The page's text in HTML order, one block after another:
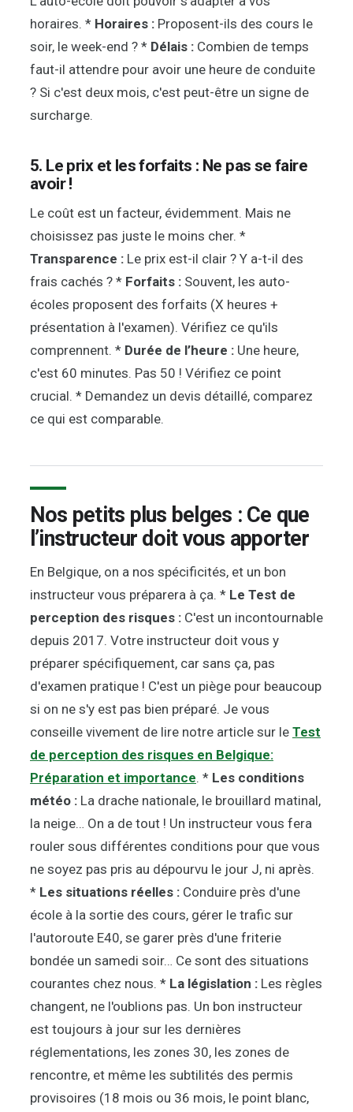
horaires. * Horaires : Proposent-ils des cours le
soir, le week-end ? * Délais : Combien de temps
faut-il attendre pour avoir une heure de conduite
? Si c'est deux mois, c'est peut-être un signe de
surcharge.
5. Le prix et les forfaits : Ne pas se faire
avoir !
Le coût est un facteur, évidemment. Mais ne
choisissez pas juste le moins cher. *
Transparence : Le prix est-il clair ? Y a-t-il des
frais cachés ? * Forfaits : Souvent, les auto-
écoles proposent des forfaits (X heures +
présentation à l'examen). Vérifiez ce qu'ils
comprennent. * Durée de l’heure : Une heure,
c'est 60 minutes. Pas 50 ! Vérifiez ce point
crucial. * Demandez un devis détaillé, comparez
ce qui est comparable.
Nos petits plus belges : Ce que
l’instructeur doit vous apporter
En Belgique, on a nos spécificités, et un bon
instructeur vous préparera à ça. * Le Test de
perception des risques : C'est un incontournable
depuis 2017. Votre instructeur doit vous y
préparer spécifiquement, car sans ça, pas
d'examen pratique ! C'est un piège pour beaucoup
si on ne s'y est pas bien préparé. Je vous
conseille vivement de lire notre article sur le Test
de perception des risques en Belgique:
Préparation et importance. * Les conditions
météo : La drache nationale, le brouillard matinal,
la neige… On a de tout ! Un instructeur vous fera
rouler sous différentes conditions pour que vous
ne soyez pas pris au dépourvu le jour J, ni après.
* Les situations réelles : Conduire près d'une
école à la sortie des cours, gérer le trafic sur
l'autoroute E40, se garer près d'une friterie
bondée un samedi soir… Ce sont des situations
courantes chez nous. * La législation : Les règles
changent, ne l'oublions pas. Un bon instructeur
est toujours à jour sur les dernières
réglementations, les zones 30, les zones de
rencontre, et même les subtilités des permis
provisoires (18 mois ou 36 mois, le point blanc,